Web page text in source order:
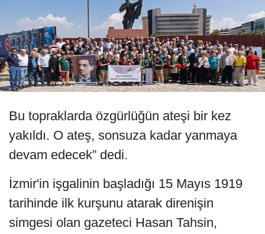
Bu topraklarda özgürlüğün ateşi bir kez
yakıldı. O ateş, sonsuza kadar yanmaya
devam edecek” dedi.
İzmir'in işgalinin başladığı 15 Mayıs 1919
tarihinde ilk kurşunu atarak direnişin
simgesi olan gazeteci Hasan Tahsin,